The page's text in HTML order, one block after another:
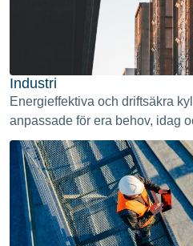
Industri
Energieffektiva och driftsäkra
anpassade för era behov, idag